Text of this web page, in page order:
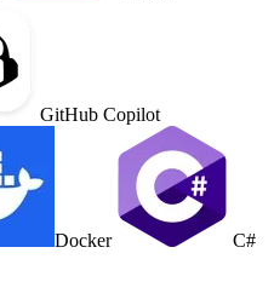
GitHub Copilot
Docker C#